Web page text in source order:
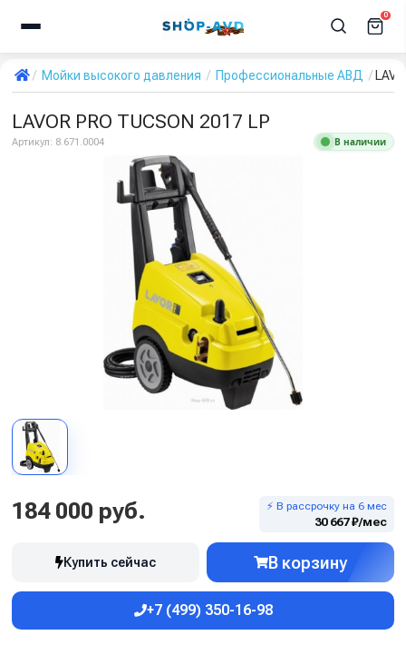
0
Мойки высокого давления Профессиональные АВД
LAVOR PRO TUCSON 2017 LP
Артикул: 8.671.0004 В наличии
184 000 руб. ⚡ В рассрочку на 6 мес
30 667 ₽/мес
Купить сейчас В корзину
+7 (499) 350-16-98